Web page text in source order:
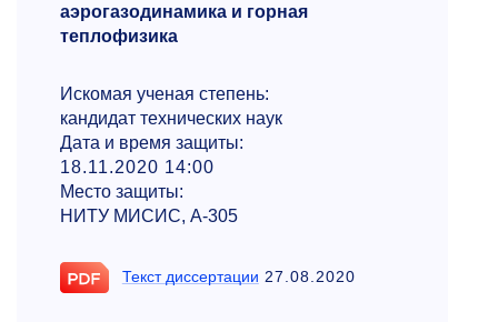
аэрогазодинамика и горная
теплофизика
Искомая ученая степень:
кандидат технических наук
Дата и время защиты:
18.11.2020 14:00
Место защиты:
НИТУ МИСИС, А-305
Текст диссертации 27.08.2020